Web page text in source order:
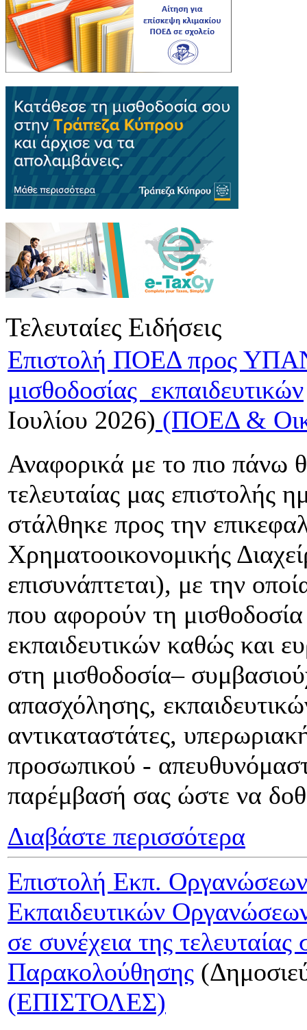
Τελευταίες Ειδήσεις
Επιστολή ΠΟΕΔ προς
μισθοδοσίας εκπαιδευτικών
Ιουλίου 2026) (ΠΟΕΔ &
Αναφορικά με το πιο πάνω
τελευταίας μας επιστολής
στάλθηκε προς την
Χρηματοοικονομικής
επισυνάπτεται), με την
που αφορούν τη
εκπαιδευτικών καθώς και
στη μισθοδοσία–
απασχόλησης,
αντικαταστάτες,
προσωπικού -
παρέμβασή σας ώστε να
Διαβάστε περισσότερα
Επιστολή Εκπ.
Εκπαιδευτικών
σε συνέχεια της
Παρακολούθησης
(ΕΠΙΣΤΟΛΕΣ)